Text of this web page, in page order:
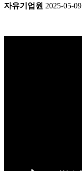
자유기업원 2025-05-09